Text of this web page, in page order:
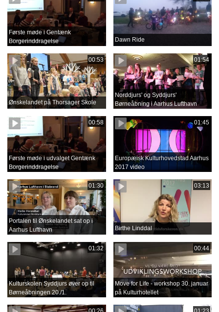
Første møde i Gentænk
Borgerinddragelse
Dawn Ride
00:53
Ønskelandet på Thorsager Skole
01:54
Norddjurs' og Syddjurs'
Børneåbning i Aarhus Lufthavn
00:58
Første møde i udvalget Gentænk
Borgerinddragelse
01:45
Europæisk Kulturhovedstad Aarhus
2017 video
01:30
Portalen til Ønskelandet sat op i
Aarhus Lufthavn
03:13
Birthe Linddal
01:32
Kulturskolen Syddjurs øver op til
Børneåbningen 20./1.
00:44
Move for Life - workshop 30. januar
på Kulturhotellet